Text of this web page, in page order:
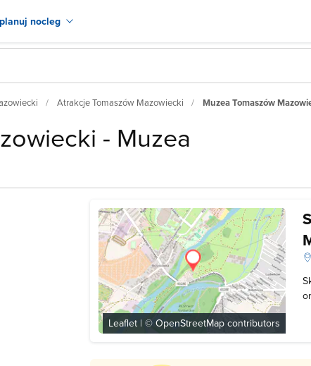
nocleg
Atrakcje Tomaszów Mazowiecki Muzea Tomaszów
- Muzea
Leaflet | ©OpenStreetMap contributors